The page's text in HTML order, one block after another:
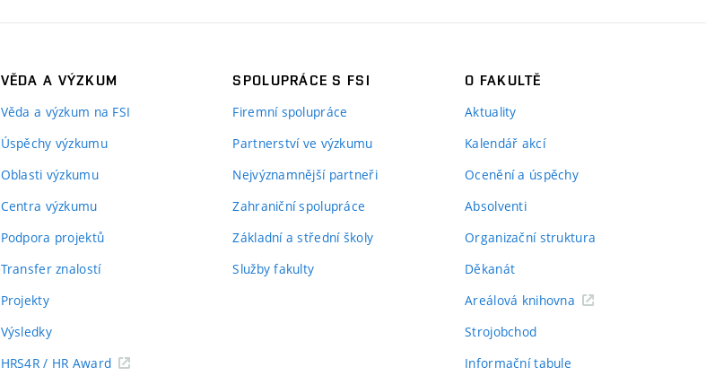
VĚDA A VÝZKUM
Věda a výzkum na FSI
Úspěchy výzkumu
Oblasti výzkumu
Centra výzkumu
Podpora projektů
Transfer znalostí
Projekty
Výsledky
HRS4R / HR Award
SPOLUPRÁCE S FSI
Firemní spolupráce
Partnerství ve výzkumu
Nejvýznamnější partneři
Zahraniční spolupráce
Základní a střední školy
Služby fakulty
O FAKULTĚ
Aktuality
Kalendář akcí
Ocenění a úspěchy
Absolventi
Organizační struktura
Děkanát
Areálová knihovna
Strojobchod
Informační tabule